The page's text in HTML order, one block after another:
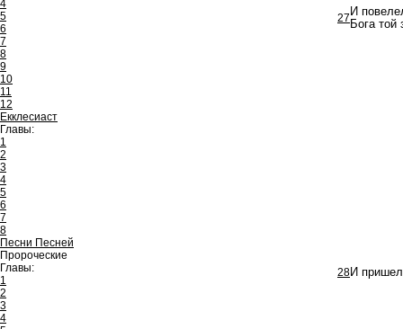
4
5
6
7
8
9
10
11
12
Екклесиаст
Главы:
1
2
3
4
5
6
7
8
Песни Песней
Пророческие
Главы:
1
2
3
4
27 И
Бога той
28И